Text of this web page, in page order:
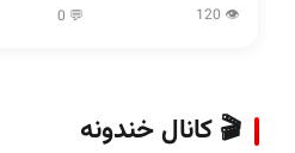
👁 120
💬 0
🎬 کانال خندونه